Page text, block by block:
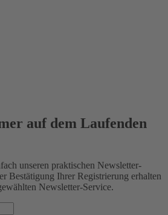
auf dem Laufenden
unseren praktischen Newsletter-
Bestätigung Ihrer Registrierung erhalten
Newsletter-Service.